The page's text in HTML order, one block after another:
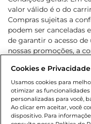
valor válido é o do
Compras sujeitas a
podem ser canceladas
de garantir o acesso
nossas promoções, a
cliente. Os preços,
o e-commerce e
sofrer alterações sem
de bebidas alcoólicas
Lei n.º 8069/90, art.
Cookies e Privacidade
Usamos cookies para
otimizar as
personalizadas para você,
Ao clicar em aceitar, você
dispositivo. Para